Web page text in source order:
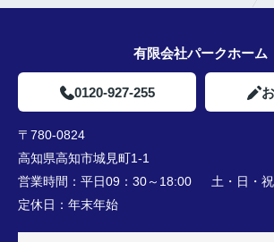
有限会社パークホーム
0120-927-255
〒780-0824
高知県高知市城見町1-1
営業時間： 平日09：30～18:00 土・日・祝
定休日： 年末年始